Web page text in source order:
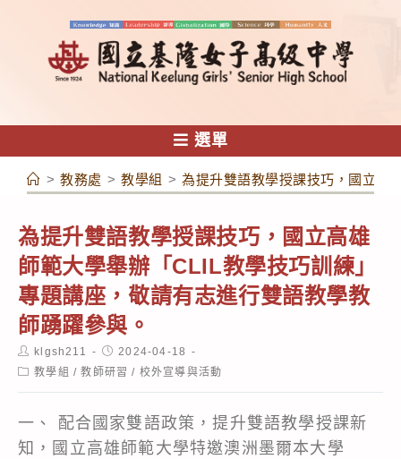
容
選單
> 教務處 > 教學組 > 為提升雙語教學授課技巧，國立高
為提升雙語教學授課技巧，國立高雄
師範大學舉辦「CLIL教學技巧訓練」
專題講座，敬請有志進行雙語教學教
師踴躍參與。
Post
author:
klgsh211
Post
published:
2024-04-18
Post教學組 / 教師研習 / 校外宣導與活動
一、 配合國家雙語政策，提升雙語教學授課新
知，國立高雄師範大學特邀澳洲墨爾本大學